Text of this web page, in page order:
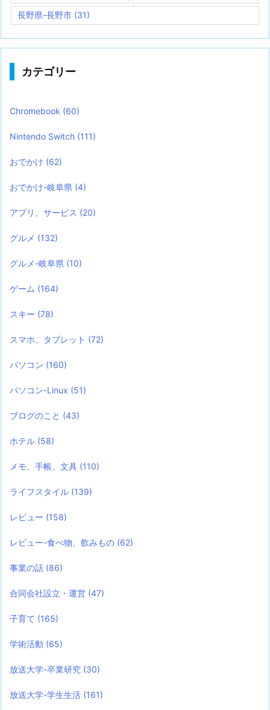
長野県-長野市 (31)
カテゴリー
Chromebook (60)
Nintendo Switch (111)
おでかけ (62)
おでかけ-岐阜県 (4)
アプリ、サービス (20)
グルメ (132)
グルメ-岐阜県 (10)
ゲーム (164)
スキー (78)
スマホ、タブレット (72)
パソコン (160)
パソコン-Linux (51)
ブログのこと (43)
ホテル (58)
メモ、手帳、文具 (110)
ライフスタイル (139)
レビュー (158)
レビュー-食べ物、飲みもの (62)
事業の話 (86)
合同会社設立・運営 (47)
子育て (165)
学術活動 (65)
放送大学-卒業研究 (30)
放送大学-学生生活 (161)